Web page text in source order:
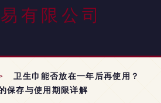
有限公司
卫生巾能否放在一年后再使用？
存与使用期限详解